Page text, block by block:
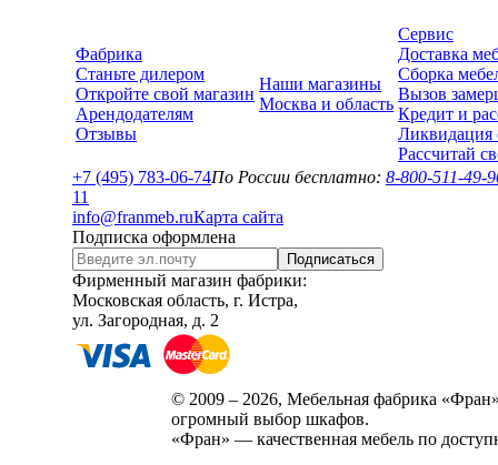
Фабрика
Станьте дилером
Откройте свой магазин
Арендодателям
Отзывы
Наши магазины
Москва и область
Сервис
Доставка
Сборка
Вызов
Кредит и
Ликвидация
Рассчитай
+7 (495) 783-06-74По России бесплатно: 8-800-511-49-
11
info@franmeb.ruКарта сайта
Подписка оформлена
Подписаться
Фирменный магазин фабрики:
Московская область, г. Истра,
ул. Загородная, д. 2
© 2009 – 2026, Мебельная фабрика
огромный выбор шкафов.
«Фран» — качественная мебель по